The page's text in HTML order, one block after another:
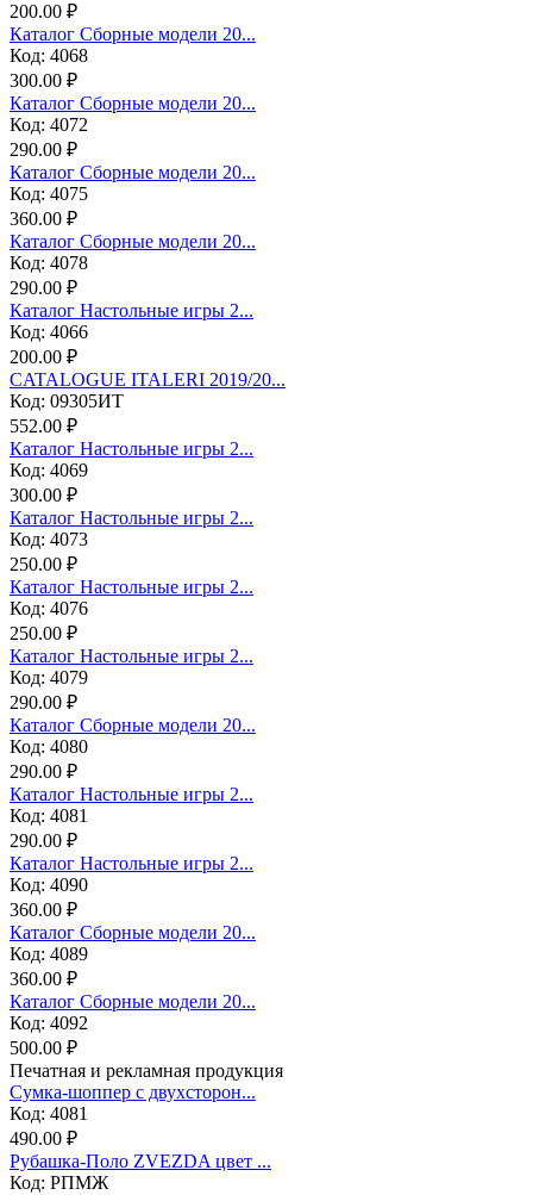
200.00 ₽
Каталог Сборные модели 20...
Код: 4068
300.00 ₽
Каталог Сборные модели 20...
Код: 4072
290.00 ₽
Каталог Сборные модели 20...
Код: 4075
360.00 ₽
Каталог Сборные модели 20...
Код: 4078
290.00 ₽
Каталог Настольные игры 2...
Код: 4066
200.00 ₽
CATALOGUE ITALERI 2019/20...
Код: 09305ИТ
552.00 ₽
Каталог Настольные игры 2...
Код: 4069
300.00 ₽
Каталог Настольные игры 2...
Код: 4073
250.00 ₽
Каталог Настольные игры 2...
Код: 4076
250.00 ₽
Каталог Настольные игры 2...
Код: 4079
290.00 ₽
Каталог Сборные модели 20...
Код: 4080
290.00 ₽
Каталог Настольные игры 2...
Код: 4081
290.00 ₽
Каталог Настольные игры 2...
Код: 4090
360.00 ₽
Каталог Сборные модели 20...
Код: 4089
360.00 ₽
Каталог Сборные модели 20...
Код: 4092
500.00 ₽
Печатная и рекламная продукция
Сумка-шоппер с двухсторон...
Код: 4081
490.00 ₽
Рубашка-Поло ZVEZDA цвет ...
Код: РПМЖ